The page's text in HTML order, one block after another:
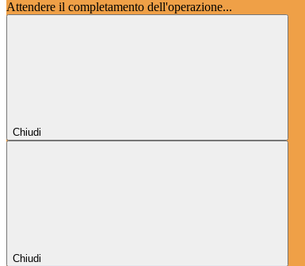
Attendere il completamento dell'operazione...
Chiudi
Chiudi